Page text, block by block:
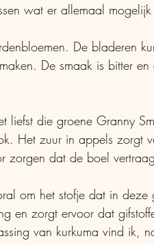
wat er allemaal mogelijk
De bladeren
De smaak is bitter
liefst die groene Granny
Het zuur in appels zorgt
zorgen dat de boel
om het stofje dat in deze
en zorgt ervoor dat
van kurkuma vind ik,